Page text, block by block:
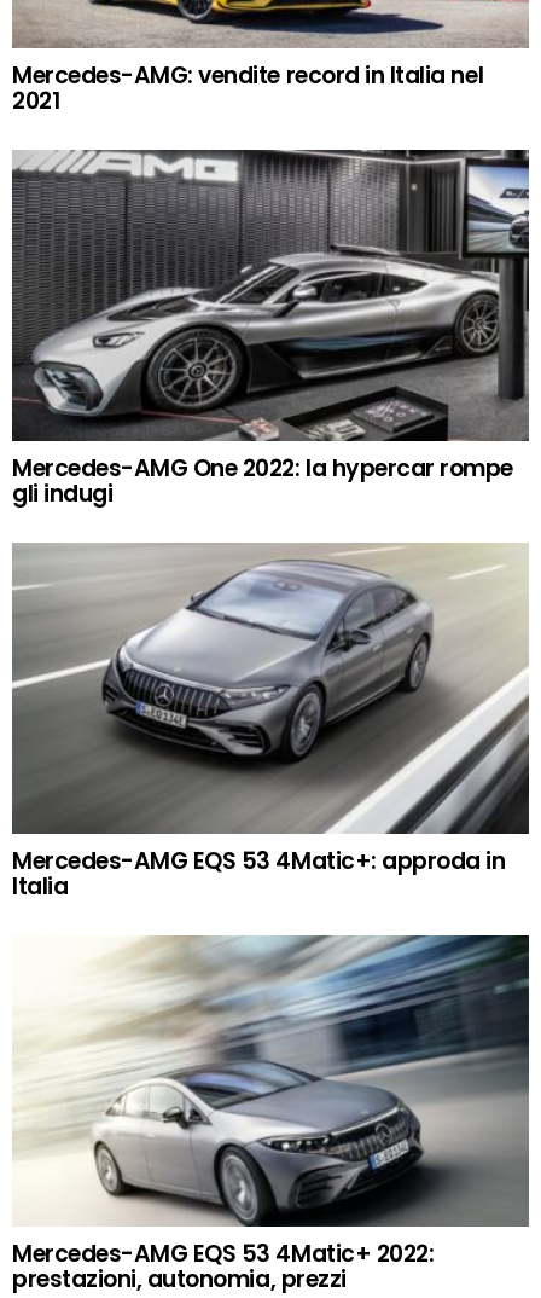
Mercedes-AMG: vendite record in Italia nel
2021
Mercedes-AMG One 2022: la hypercar rompe
gli indugi
Mercedes-AMG EQS 53 4Matic+: approda in
Italia
Mercedes-AMG EQS 53 4Matic+ 2022:
prestazioni, autonomia, prezzi